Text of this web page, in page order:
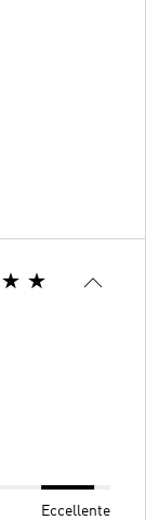
Eccellente